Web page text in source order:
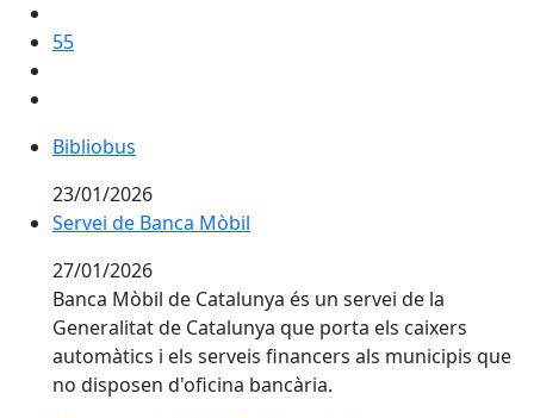
55
Bibliobus
23/01/2026
Servei de Banca Mòbil
27/01/2026
Banca Mòbil de Catalunya és un servei de la
Generalitat de Catalunya que porta els caixers
automàtics i els serveis financers als municipis que
no disposen d'oficina bancària.